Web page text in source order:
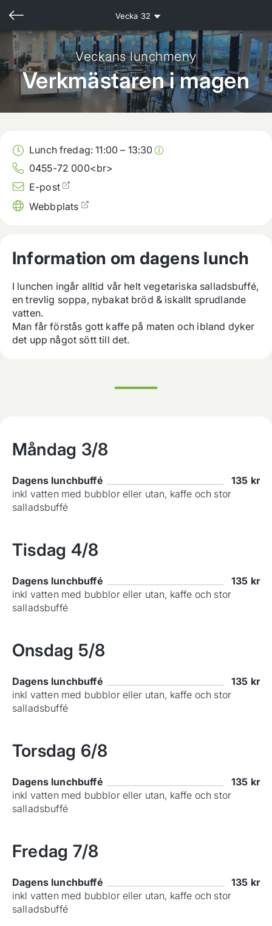
Vecka 32
Veckans lunchmeny
Verkmästaren i magen
Lunch fredag:11:00 – 13:30
0455-72 000<br>
E-post
Webbplats
Information om dagens lunch
I lunchen ingår alltid vår helt vegetariska salladsbuffé,
en trevlig soppa, nybakat bröd & iskallt sprudlande
vatten.
Man får förstås gott kaffe på maten och ibland dyker
det upp något sött till det.
Måndag 3/8
Dagens lunchbuffé 135 kr
inkl vatten med bubblor eller utan, kaffe och stor
salladsbuffé
Tisdag 4/8
Dagens lunchbuffé 135 kr
inkl vatten med bubblor eller utan, kaffe och stor
salladsbuffé
Onsdag 5/8
Dagens lunchbuffé 135 kr
inkl vatten med bubblor eller utan, kaffe och stor
salladsbuffé
Torsdag 6/8
Dagens lunchbuffé 135 kr
inkl vatten med bubblor eller utan, kaffe och stor
salladsbuffé
Fredag 7/8
Dagens lunchbuffé 135 kr
inkl vatten med bubblor eller utan, kaffe och stor
salladsbuffé